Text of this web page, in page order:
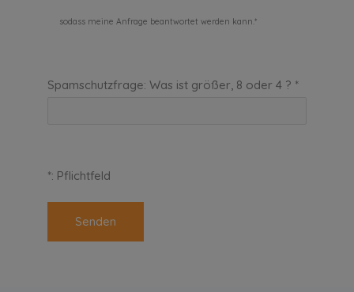
sodass meine Anfrage beantwortet werden kann.*
Spamschutzfrage: Was ist größer, 8 oder 4 ? *
*: Pflichtfeld